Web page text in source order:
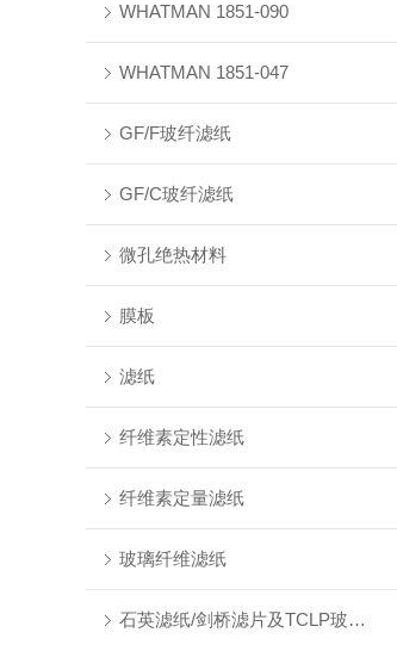
WHATMAN 1851-090
WHATMAN 1851-047
GF/F玻纤滤纸
GF/C玻纤滤纸
微孔绝热材料
膜板
滤纸
纤维素定性滤纸
纤维素定量滤纸
玻璃纤维滤纸
石英滤纸/剑桥滤片及TCLP玻纤滤纸